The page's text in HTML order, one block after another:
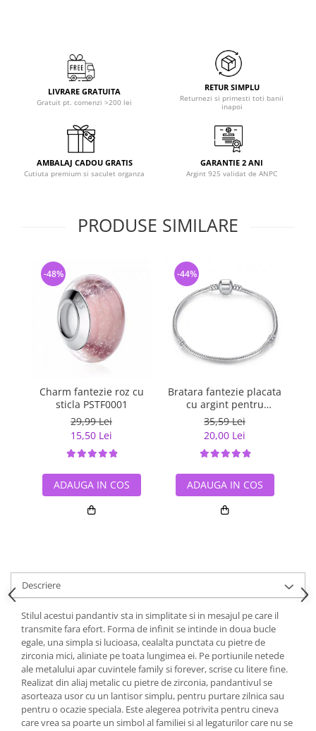
LIVRARE GRATUITA
Gratuit pt. comenzi >200 lei
RETUR SIMPLU
Returnezi si primesti toti banii
inapoi
AMBALAJ CADOU GRATIS
Cutiuta premium si saculet organza
GARANTIE 2 ANI
Argint 925 validat de ANPC
PRODUSE SIMILARE
Charm fantezie roz cu
sticla PSTF0001
29,99 Lei
15,50 Lei
-48%
ADAUGA IN COS
Bratara fantezie placata
cu argint pentru
talismane BST0002
35,59 Lei
20,00 Lei
-44%
ADAUGA IN COS
Descriere
Stilul acestui pandantiv sta in simplitate si in mesajul pe care il
transmite fara efort. Forma de infinit se intinde in doua bucle
egale, una simpla si lucioasa, cealalta punctata cu pietre de
zirconia mici, aliniate pe toata lungimea ei. Pe portiunile netede
ale metalului apar cuvintele family si forever, scrise cu litere fine.
Realizat din aliaj metalic cu pietre de zirconia, pandantivul se
asorteaza usor cu un lantisor simplu, pentru purtare zilnica sau
pentru o ocazie speciala. Este alegerea potrivita pentru cineva
care vrea sa poarte un simbol al familiei si al legaturilor care nu se